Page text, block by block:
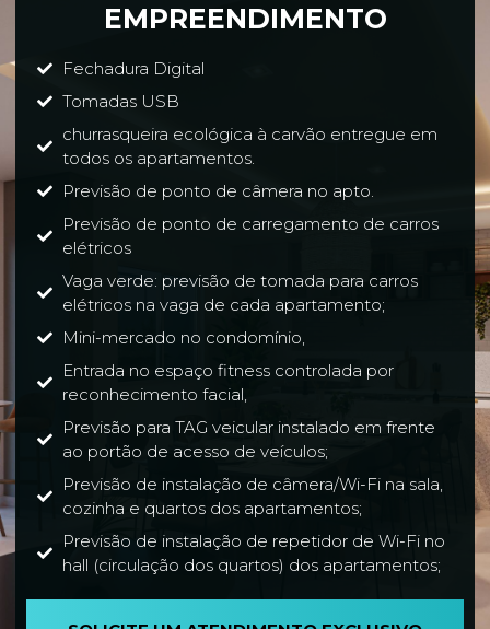
EMPREENDIMENTO
Fechadura Digital
Tomadas USB
churrasqueira ecológica à carvão entregue em
todos os apartamentos.
Previsão de ponto de câmera no apto.
Previsão de ponto de carregamento de carros
elétricos
Vaga verde: previsão de tomada para carros
elétricos na vaga de cada apartamento;
Mini-mercado no condomínio,
Entrada no espaço fitness controlada por
reconhecimento facial,
Previsão para TAG veicular instalado em frente
ao portão de acesso de veículos;
Previsão de instalação de câmera/Wi-Fi na sala,
cozinha e quartos dos apartamentos;
Previsão de instalação de repetidor de Wi-Fi no
hall (circulação dos quartos) dos apartamentos;